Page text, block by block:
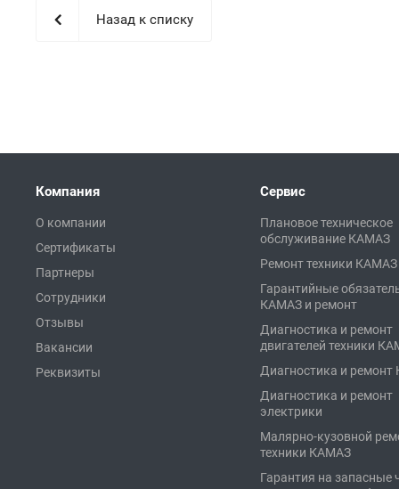
Назад к списку
Компания
О компании
Сертификаты
Партнеры
Сотрудники
Отзывы
Вакансии
Реквизиты
Сервис
Плановое техническое
обслуживание КАМАЗ
Ремонт техники КАМАЗ
Гарантийные
КАМАЗ и ремонт
Диагностика и ремонт
двигателей техники
Диагностика и ремонт
Диагностика и ремонт
электрики
Малярно-кузовной
техники КАМАЗ
Гарантия на запасные